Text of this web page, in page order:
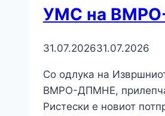
УМС на
31.07.202631.07.2026
Со одлука на
ВМРО-ДПМНЕ,
Ристески е новиот